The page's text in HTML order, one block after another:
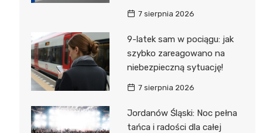
7 sierpnia 2026
9-latek sam w pociągu: jak
szybko zareagowano na
niebezpieczną sytuację!
7 sierpnia 2026
Jordanów Śląski: Noc pełna
tańca i radości dla całej